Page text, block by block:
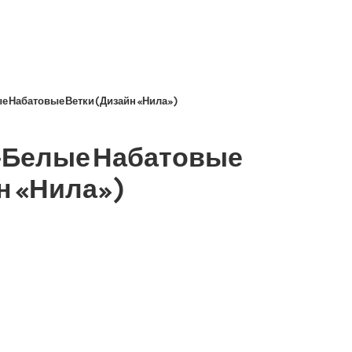
Ветки (Дизайн «Нила»)
Набатовые
«Нила»)